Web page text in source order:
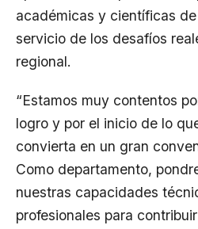
académicas y científicas
servicio de los desafíos
regional.
“Estamos muy contentos
logro y por el inicio de lo
convierta en un gran
Como departamento,
nuestras capacidades
profesionales para